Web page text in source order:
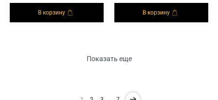
В корзину В корзину
Показать еще